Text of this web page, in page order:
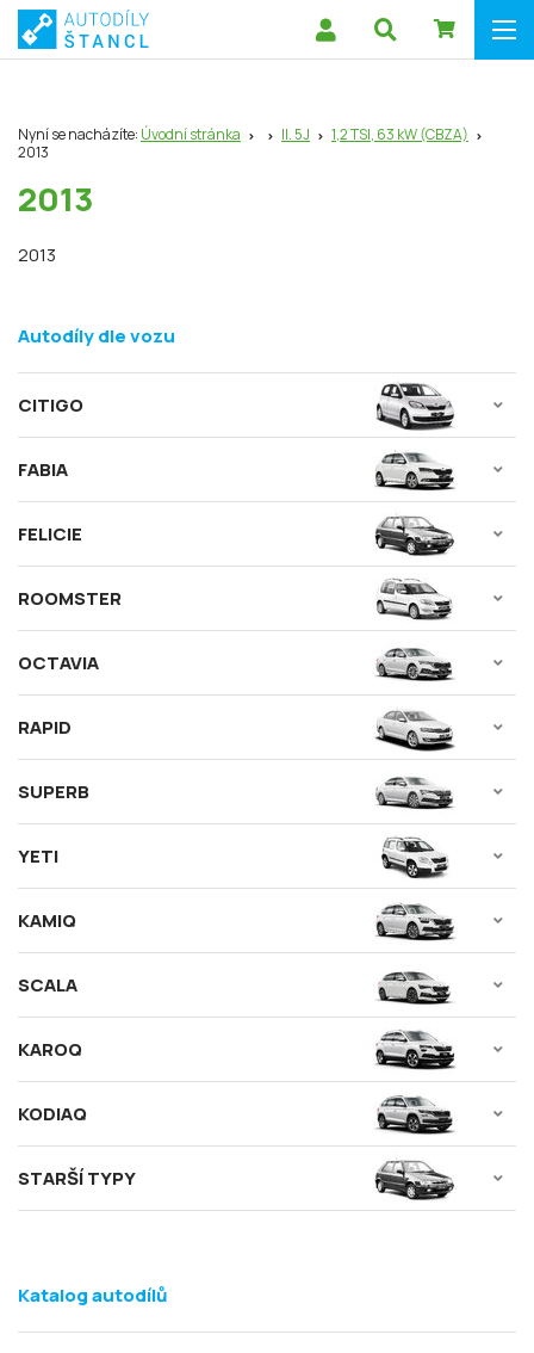
Nyní se nacházíte: Úvodní stránka II. 5J
1,2 TSI, 63 kW (CBZA)
2013
2013
2013
Autodíly dle vozu
CITIGO
FABIA
FELICIE
ROOMSTER
OCTAVIA
RAPID
SUPERB
YETI
KAMIQ
SCALA
KAROQ
KODIAQ
STARŠÍ TYPY
Katalog autodílů